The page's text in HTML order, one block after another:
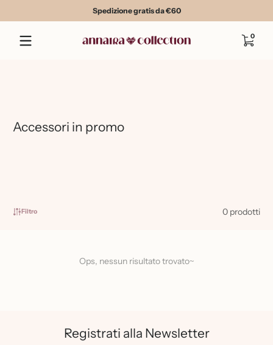
Spedizione gratis da €60
00
Accessori in promo
Filtro 0 prodotti
Ops, nessun risultato trovato~
Registrati alla Newsletter